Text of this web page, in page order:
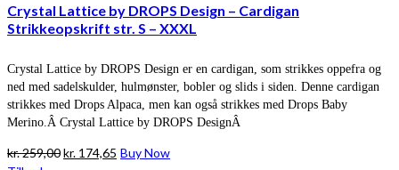
Crystal Lattice by DROPS Design – Cardigan
Strikkeopskrift str. S – XXXL
Crystal Lattice by DROPS Design er en cardigan, som strikkes oppefra og
ned med sadelskulder, hulmønster, bobler og slids i siden. Denne cardigan
strikkes med Drops Alpaca, men kan også strikkes med Drops Baby
Merino.Â Crystal Lattice by DROPS DesignÂ
kr.259,00Den
kr. 174,65 Den
Buy Now